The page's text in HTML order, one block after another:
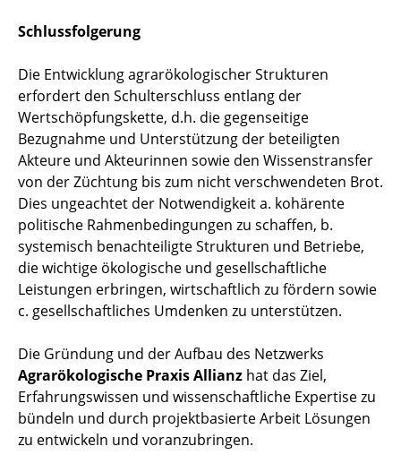
Schlussfolgerung
Die Entwicklung agrarökologischer Strukturen
erfordert den Schulterschluss entlang der
Wertschöpfungskette, d.h. die gegenseitige
Bezugnahme und Unterstützung der beteiligten
Akteure und Akteurinnen sowie den Wissenstransfer
von der Züchtung bis zum nicht verschwendeten Brot.
Dies ungeachtet der Notwendigkeit a. kohärente
politische Rahmenbedingungen zu schaffen, b.
systemisch benachteiligte Strukturen und Betriebe,
die wichtige ökologische und gesellschaftliche
Leistungen erbringen, wirtschaftlich zu fördern sowie
c. gesellschaftliches Umdenken zu unterstützen.
Die Gründung und der Aufbau des Netzwerks
Agrarökologische Praxis Allianz hat das Ziel,
Erfahrungswissen und wissenschaftliche Expertise zu
bündeln und durch projektbasierte Arbeit Lösungen
zu entwickeln und voranzubringen.